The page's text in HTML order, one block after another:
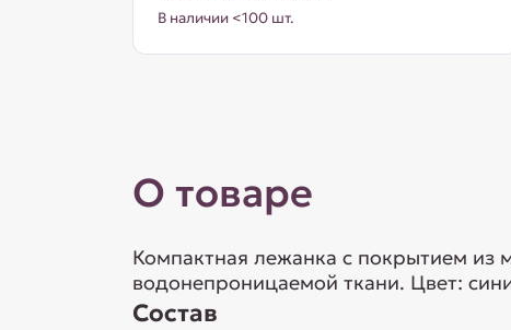
В наличии <100 шт.
О товаре
Компактная лежанка с покрытием из
водонепроницаемой ткани. Цвет:
Состав